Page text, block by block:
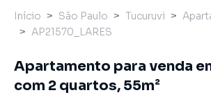
Início São Paulo Tucuruvi
AP21570_LARES
Apartamento para venda
com 2 quartos, 55m²